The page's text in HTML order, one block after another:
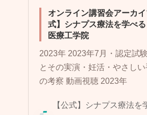
オンライン講習会アーカ
式】シナプス療法を学べ
医療工学院
2023年 2023年7月・認定試
とその実演・妊活・やさし
の考察 動画視聴 2023年
【公式】シナプス療法を